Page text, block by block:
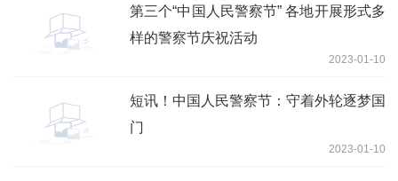
第三个“中国人民警察节” 各地开展形式多
样的警察节庆祝活动
2023-01-10
短讯！中国人民警察节：守着外轮逐梦国
门
2023-01-10